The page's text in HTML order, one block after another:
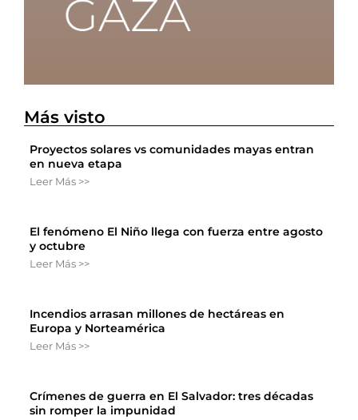
Más visto
Proyectos solares vs comunidades mayas entran
en nueva etapa
Leer Más >>
El fenómeno El Niño llega con fuerza entre agosto
y octubre
Leer Más >>
Incendios arrasan millones de hectáreas en
Europa y Norteamérica
Leer Más >>
Crímenes de guerra en El Salvador: tres décadas
sin romper la impunidad